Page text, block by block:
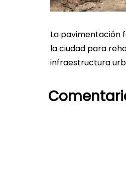
La pavimentación
la ciudad para
infraestructura